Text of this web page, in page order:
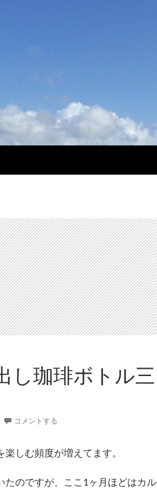
し珈琲ボトル三
コメントする
しむ頻度が増えてます。
たのですが、ここ1ヶ月ほどはカル